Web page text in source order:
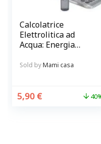
Calcolatrice
Elettrolitica ad
Acqua: Energia
Innovativa
Sold byMami casa
5,90 €